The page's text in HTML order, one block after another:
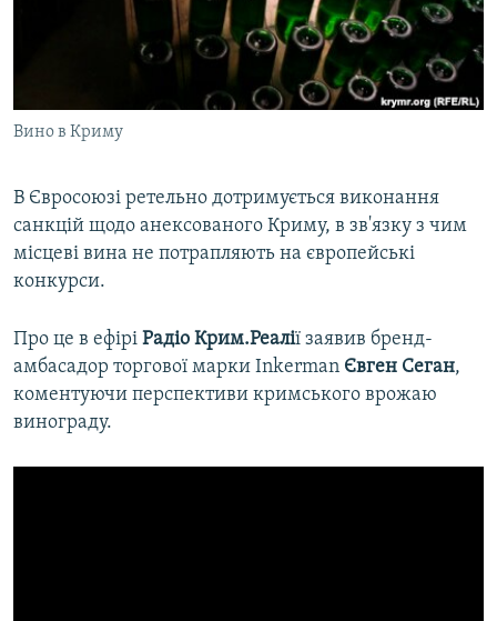
ВІДЕОУРОКИ «ELIFBE»
СВІДЧЕННЯ ОКУПАЦІЇ
УКРАЇНСЬКА ПРОБЛЕМА КРИМУ
ІНФОГРАФІКА
ДОЛУЧАЙСЯ!
Усі сайти RFE/RL
Вино в Криму
В Євросоюзі ретельно дотримується виконання
санкцій щодо анексованого Криму, в зв'язку з чим
місцеві вина не потрапляють на європейські
конкурси.
Про це в ефірі Радіо Крим.Реалії заявив бренд-
амбасадор торгової марки Inkerman Євген Сеган,
коментуючи перспективи кримського врожаю
винограду.